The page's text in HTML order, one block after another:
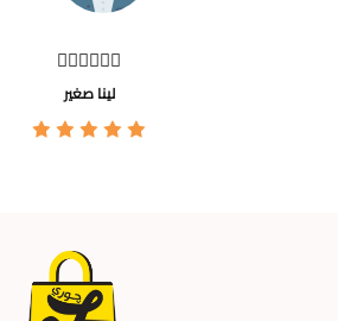
👍🏼👍🏼👍🏼
لينا صغير